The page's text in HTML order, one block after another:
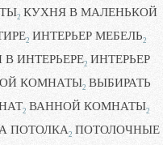
2 КУХНЯ В МАЛЕНЬКОЙ
2 ИНТЕРЬЕР МЕБЕЛЬ2
В ИНТЕРЬЕРЕ2 ИНТЕРЬЕР
КОМНАТЫ2 ВЫБИРАТЬ
2 ВАННОЙ КОМНАТЫ2
ПОТОЛКА2 ПОТОЛОЧНЫЕ